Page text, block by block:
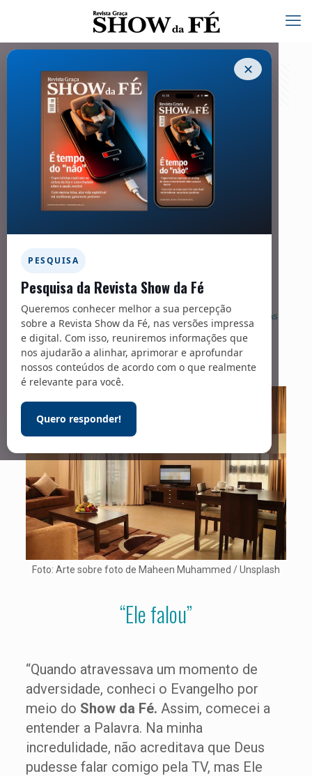
✕
PESQUISA
Pesquisa da Revista Show da Fé
Queremos conhecer melhor a sua percepção
sobre a Revista Show da Fé, nas versões impressa
e digital. Com isso, reuniremos informações que
nos ajudarão a alinhar, aprimorar e aprofundar
nossos conteúdos de acordo com o que realmente
é relevante para você.
Quero responder!
Palavra dos Patrocinadores – 277
08/08/2022
Facebook Twitter
Messenger
As fotos publicadas nesta seção são meramente ilustrativas
Foto: Arte sobre foto de Maheen Muhammed / Unsplash
“Ele falou”
“Quando atravessava um momento de
adversidade, conheci o Evangelho por
meio do Show da Fé. Assim, comecei a
entender a Palavra. Na minha
incredulidade, não acreditava que Deus
pudesse falar comigo pela TV, mas Ele